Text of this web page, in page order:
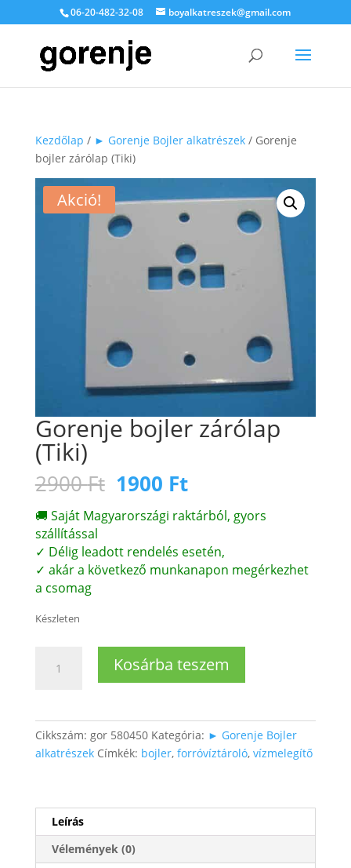
06-20-482-32-08 boyalkatreszek@gmail.com
Kezdőlap / ► Gorenje Bojler alkatrészek/ Gorenje
bojler zárólap (Tiki)
Akció!
Gorenje bojler zárólap
(Tiki)
2900Ft Original
price
was:
1900 FtCurrent
price
is:
🚚 Saját Magyarországi raktárból, gyors
szállítással
✓ Délig leadott rendelés esetén,
✓ akár a következő munkanapon megérkezhet
a csomag
Készleten
bojler
Kosárba teszem
Cikkszám: gor 580450 Kategória: ► Gorenje Bojler
alkatrészek Címkék: bojler, forróvíztároló, vízmelegítő
Leírás
Vélemények (0)